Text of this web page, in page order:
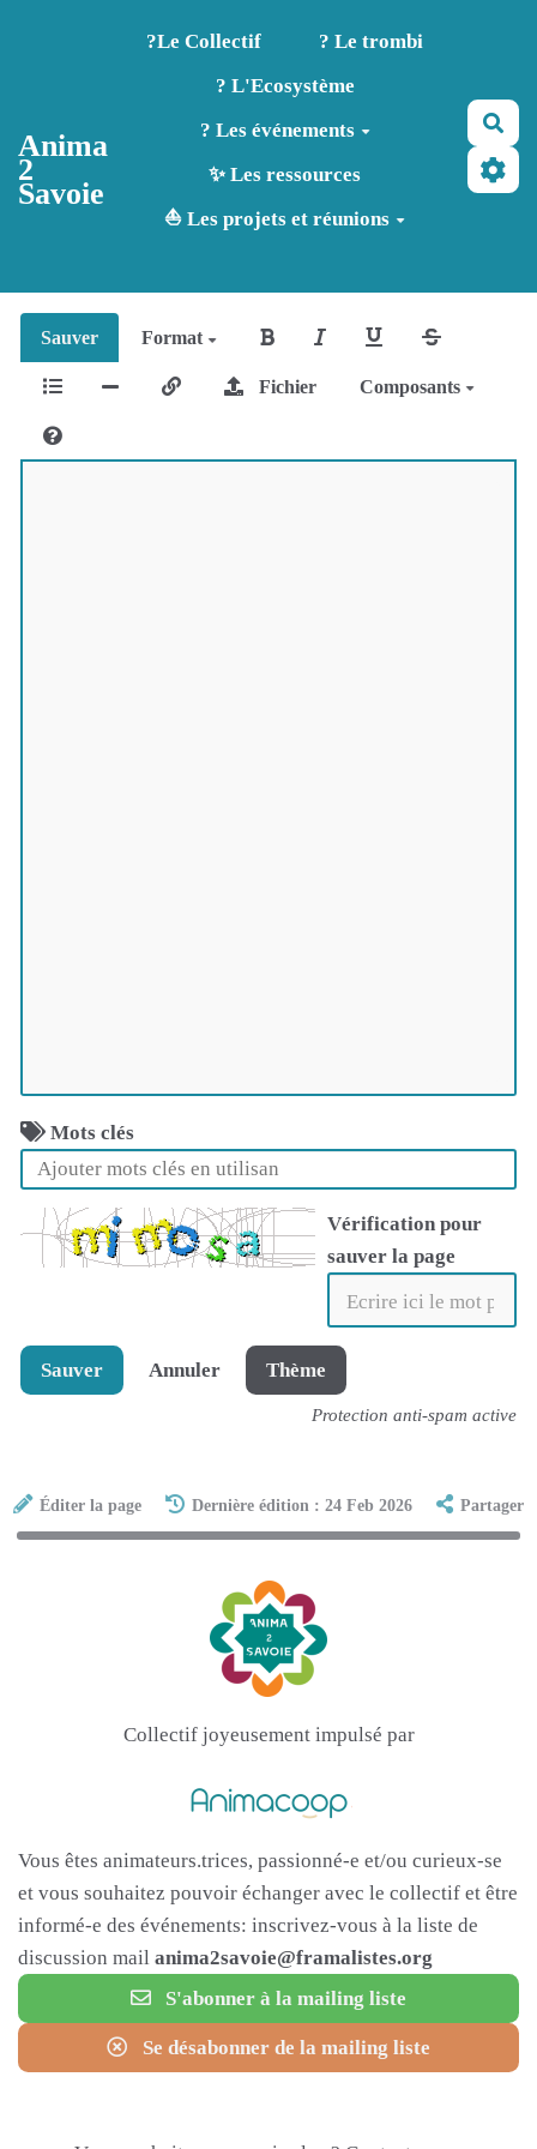
Aller au contenu principal
Anima
2
Savoie
?️Le Collectif
? Le trombi
? L'Ecosystème
? Les événements
✨ Les ressources
⛵ Les projets et réunions
Sauver Format
Fichier Composants
Mots clés
Vérification pour
sauver la page
Sauver Annuler Thème
Protection anti-spam active
Éditer la page Dernière édition : 24 Feb 2026 Partager
Collectif joyeusement impulsé par
Vous êtes animateurs.trices, passionné-e et/ou curieux-se
et vous souhaitez pouvoir échanger avec le collectif et être
informé-e des événements: inscrivez-vous à la liste de
discussion mail anima2savoie@framalistes.org
S'abonner à la mailing liste
Se désabonner de la mailing liste